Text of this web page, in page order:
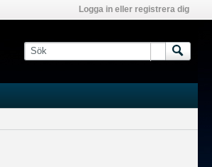
Logga in eller registrera dig